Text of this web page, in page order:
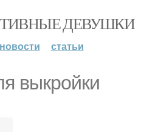
ДЕВУШКИ
новости статьи
выкройки